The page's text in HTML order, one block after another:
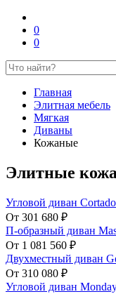
0
0
Главная
Элитная мебель
Мягкая
Диваны
Кожаные
Элитные
Угловой диван
От 301 680 ₽
П-образный диван
От 1 081 560 ₽
Двухместный диван
От 310 080 ₽
Угловой диван